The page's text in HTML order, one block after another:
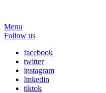
Menu
Follow us
facebook
twitter
instagram
linkedin
tiktok